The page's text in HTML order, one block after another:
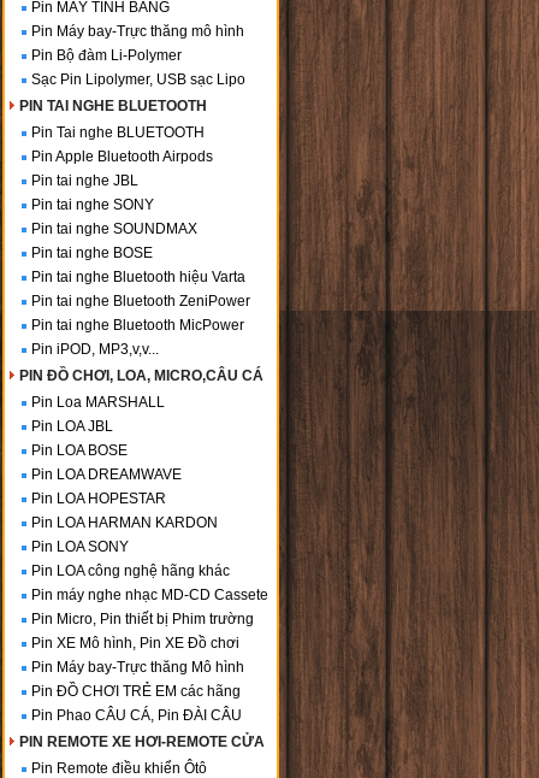
Pin MÁY TÍNH BẢNG
Pin Máy bay-Trực thăng mô hình
Pin Bộ đàm Li-Polymer
Sạc Pin Lipolymer, USB sạc Lipo
PIN TAI NGHE BLUETOOTH
Pin Tai nghe BLUETOOTH
Pin Apple Bluetooth Airpods
Pin tai nghe JBL
Pin tai nghe SONY
Pin tai nghe SOUNDMAX
Pin tai nghe BOSE
Pin tai nghe Bluetooth hiệu Varta
Pin tai nghe Bluetooth ZeniPower
Pin tai nghe Bluetooth MicPower
Pin iPOD, MP3,v,v...
PIN ĐỒ CHƠI, LOA, MICRO,CÂU CÁ
Pin Loa MARSHALL
Pin LOA JBL
Pin LOA BOSE
Pin LOA DREAMWAVE
Pin LOA HOPESTAR
Pin LOA HARMAN KARDON
Pin LOA SONY
Pin LOA công nghệ hãng khác
Pin máy nghe nhạc MD-CD Cassete
Pin Micro, Pin thiết bị Phim trường
Pin XE Mô hình, Pin XE Đồ chơi
Pin Máy bay-Trực thăng Mô hình
Pin ĐỒ CHƠI TRẺ EM các hãng
Pin Phao CÂU CÁ, Pin ĐÀI CÂU
PIN REMOTE XE HƠI-REMOTE CỬA
Pin Remote điều khiển Ôtô